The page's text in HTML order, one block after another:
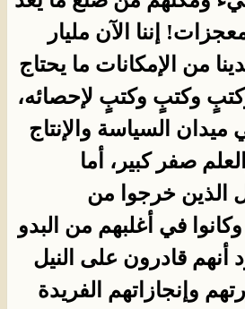
إننا الآن مليار
من الإمكانات ما يحتاج
وكتبٍ وكتبٍ لإحصائه،
السياسة والإنتاج
صفر كبير، أما
الذين خرجوا من
وكانوا في أغلبهم من البدو
أنهم قادرون على النيل
وإنجازاتهم الفريدة